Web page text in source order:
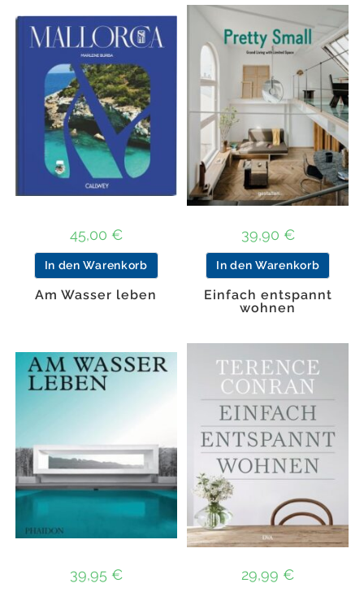
45,00 €
In den Warenkorb
39,90 €
In den Warenkorb
Am Wasser leben
39,95 €
Einfach entspannt
wohnen
29,99 €